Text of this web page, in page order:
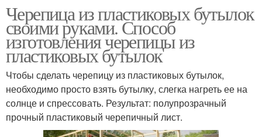
Черепица из пластиковых бутылок
своими руками. Способ
изготовления черепицы из
пластиковых бутылок
Чтобы сделать черепицу из пластиковых бутылок,
необходимо просто взять бутылку, слегка нагреть ее на
солнце и спрессовать. Результат: полупрозрачный
прочный пластиковый черепичный лист.